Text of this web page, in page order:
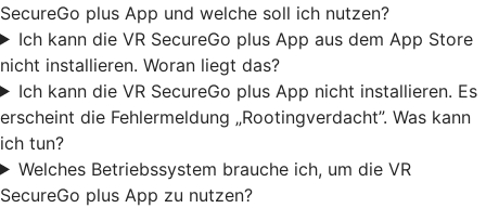
SecureGo plus App und welche soll ich nutzen?
Ich kann die VR SecureGo plus App aus dem App Store
nicht installieren. Woran liegt das?
Ich kann die VR SecureGo plus App nicht installieren. Es
erscheint die Fehlermeldung „Rootingverdacht”. Was kann
ich tun?
Welches Betriebssystem brauche ich, um die VR
SecureGo plus App zu nutzen?